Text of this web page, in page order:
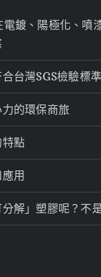
鍍、陽極化、噴
台灣SGS檢驗標
的環保商旅
點
用
解」塑膠呢？不